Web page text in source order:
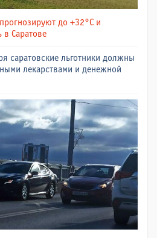
до +32°C и
в Саратове
саратовские льготники должны
лекарствами и денежной